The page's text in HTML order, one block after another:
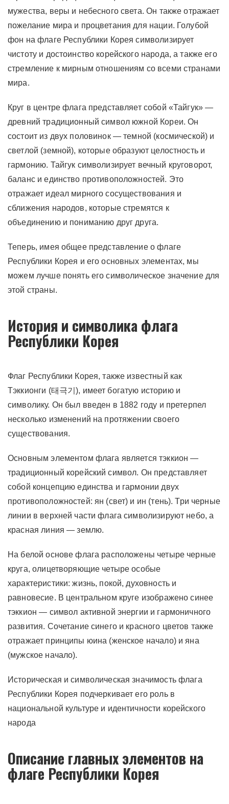
мужества, веры и небесного света. Он также отражает
пожелание мира и процветания для нации. Голубой
фон на флаге Республики Корея символизирует
чистоту и достоинство корейского народа, а также его
стремление к мирным отношениям со всеми странами
мира.
Круг в центре флага представляет собой «Тайгук» —
древний традиционный символ южной Кореи. Он
состоит из двух половинок — темной (космической) и
светлой (земной), которые образуют целостность и
гармонию. Тайгук символизирует вечный круговорот,
баланс и единство противоположностей. Это
отражает идеал мирного сосуществования и
сближения народов, которые стремятся к
объединению и пониманию друг друга.
Теперь, имея общее представление о флаге
Республики Корея и его основных элементах, мы
можем лучше понять его символическое значение для
этой страны.
История и символика флага
Республики Корея
Флаг Республики Корея, также известный как
Тэккионги (태극기), имеет богатую историю и
символику. Он был введен в 1882 году и претерпел
несколько изменений на протяжении своего
существования.
Основным элементом флага является тэккион —
традиционный корейский символ. Он представляет
собой концепцию единства и гармонии двух
противоположностей: ян (свет) и ин (тень). Три черные
линии в верхней части флага символизируют небо, а
красная линия — землю.
На белой основе флага расположены четыре черные
круга, олицетворяющие четыре особые
характеристики: жизнь, покой, духовность и
равновесие. В центральном круге изображено синее
тэккион — символ активной энергии и гармоничного
развития. Сочетание синего и красного цветов также
отражает принципы юина (женское начало) и яна
(мужское начало).
Историческая и символическая значимость флага
Республики Корея подчеркивает его роль в
национальной культуре и идентичности корейского
народа
Описание главных элементов на
флаге Республики Корея